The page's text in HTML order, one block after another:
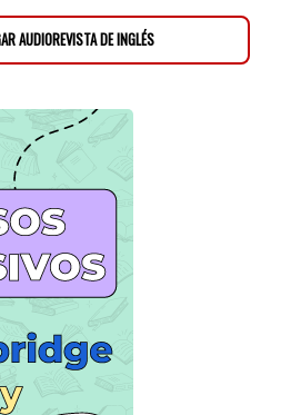
AUDIOREVISTA DE INGLÉS